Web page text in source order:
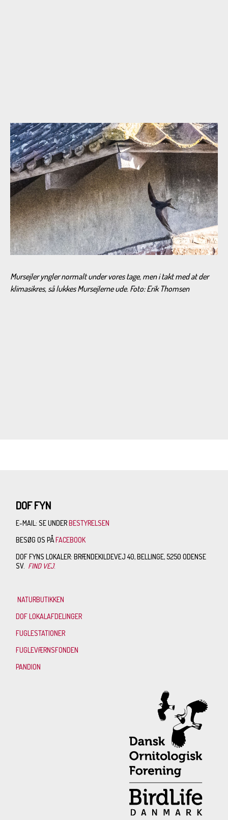
Mursejler yngler normalt under vores tage, men i takt med at der
klimasikres, så lukkes Mursejlerne ude. Foto: Erik Thomsen
DOF FYN
E-MAIL: SE UNDERBESTYRELSEN
BESØG OS PÅFACEBOOK
DOF FYNS LOKALER: BRÆNDEKILDEVEJ 40, BELLINGE, 5250 ODENSE
SV. FIND VEJ.
NATURBUTIKKEN
DOF LOKALAFDELINGER
FUGLESTATIONER
FUGLEVÆRNSFONDEN
PANDION